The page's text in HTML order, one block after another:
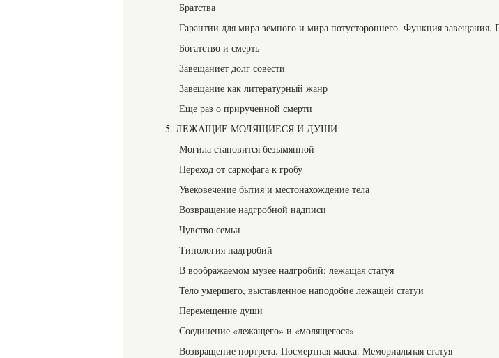
Братства
Гарантии для мира земного и мира потустороннего. Функция завещания.
Богатство и смерть
Завещаниет долг совести
Завещание как литературный жанр
Еще раз о прирученной смерти
5. ЛЕЖАЩИЕ МОЛЯЩИЕСЯ И ДУШИ
Могила становится безымянной
Переход от саркофага к гробу
Увековечение бытия и местонахождение тела
Возвращение надгробной надписи
Чувство семьи
Типология надгробий
В воображаемом музее надгробий: лежащая статуя
Тело умершего, выставленное наподобие лежащей статуи
Перемещение души
Соединение «лежащего» и «молящегося»
Возвращение портрета. Посмертная маска. Мемориальная статуя